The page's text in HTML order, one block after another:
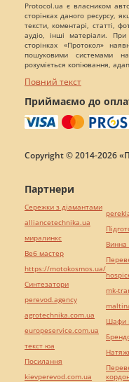
Protocol.ua є власником
сторінках даного ресурсу,
тексти, коментарі, статті,
аудіо, інші матеріали.
сторінках «Протокол»
пошуковими системами
розуміється копіювання,
Повний текст
Приймаємо до
Copyright © 2014-2026
Партнери
Сережки з діамантами
alliancetechnika.ua
миралинкс
Веб мастер
https://motokosmos.ua/
Синтезатори
perevod.agency
agrotechnika.com.ua
europeservice.com.ua
текст юа
Посилання
kievperevod.com.ua
mk-
Шафи